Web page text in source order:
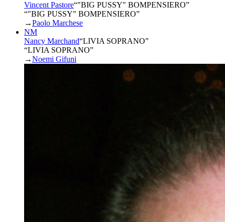
Vincent Pastore“"BIG PUSSY" BOMPENSIERO”
“"BIG PUSSY" BOMPENSIERO”
→Paolo Marchese
NM
Nancy Marchand“LIVIA SOPRANO”
“LIVIA SOPRANO”
→Noemi Gifuni